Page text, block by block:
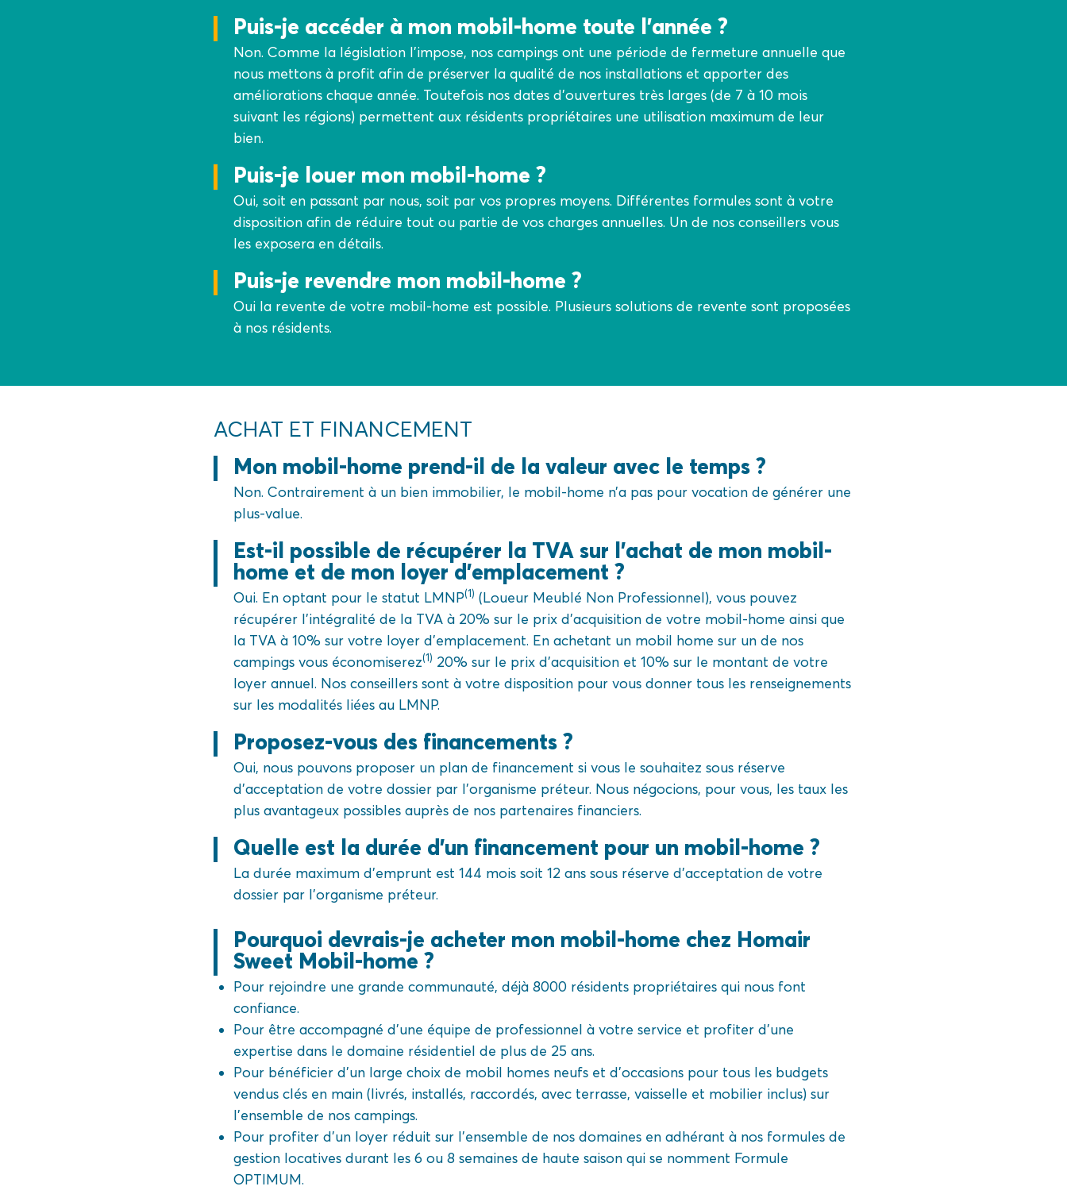
Puis-je accéder à mon mobil-home toute l’année ?
Non. Comme la législation l’impose, nos campings ont une période de fermeture annuelle que
nous mettons à profit afin de préserver la qualité de nos installations et apporter des
améliorations chaque année. Toutefois nos dates d’ouvertures très larges (de 7 à 10 mois
suivant les régions) permettent aux résidents propriétaires une utilisation maximum de leur
bien.
Puis-je louer mon mobil-home ?
Oui, soit en passant par nous, soit par vos propres moyens. Différentes formules sont à votre
disposition afin de réduire tout ou partie de vos charges annuelles. Un de nos conseillers vous
les exposera en détails.
Puis-je revendre mon mobil-home ?
Oui la revente de votre mobil-home est possible. Plusieurs solutions de revente sont proposées
à nos résidents.
ACHAT ET FINANCEMENT
Mon mobil-home prend-il de la valeur avec le temps ?
Non. Contrairement à un bien immobilier, le mobil-home n’a pas pour vocation de générer une
plus-value.
Est-il possible de récupérer la TVA sur l'achat de mon mobil-
home et de mon loyer d'emplacement ?
Oui. En optant pour le statut LMNP(1) (Loueur Meublé Non Professionnel), vous pouvez
récupérer l’intégralité de la TVA à 20% sur le prix d’acquisition de votre mobil-home ainsi que
la TVA à 10% sur votre loyer d’emplacement. En achetant un mobil home sur un de nos
campings vous économiserez(1) 20% sur le prix d’acquisition et 10% sur le montant de votre
loyer annuel. Nos conseillers sont à votre disposition pour vous donner tous les renseignements
sur les modalités liées au LMNP.
Proposez-vous des financements ?
Oui, nous pouvons proposer un plan de financement si vous le souhaitez sous réserve
d’acceptation de votre dossier par l’organisme préteur. Nous négocions, pour vous, les taux les
plus avantageux possibles auprès de nos partenaires financiers.
Quelle est la durée d’un financement pour un mobil-home ?
La durée maximum d’emprunt est 144 mois soit 12 ans sous réserve d’acceptation de votre
dossier par l’organisme préteur.
Pourquoi devrais-je acheter mon mobil-home chez Homair
Sweet Mobil-home ?
Pour rejoindre une grande communauté, déjà 8000 résidents propriétaires qui nous font
confiance.
Pour être accompagné d’une équipe de professionnel à votre service et profiter d’une
expertise dans le domaine résidentiel de plus de 25 ans.
Pour bénéficier d’un large choix de mobil homes neufs et d’occasions pour tous les budgets
vendus clés en main (livrés, installés, raccordés, avec terrasse, vaisselle et mobilier inclus) sur
l’ensemble de nos campings.
Pour profiter d’un loyer réduit sur l’ensemble de nos domaines en adhérant à nos formules de
gestion locatives durant les 6 ou 8 semaines de haute saison qui se nomment Formule
OPTIMUM.